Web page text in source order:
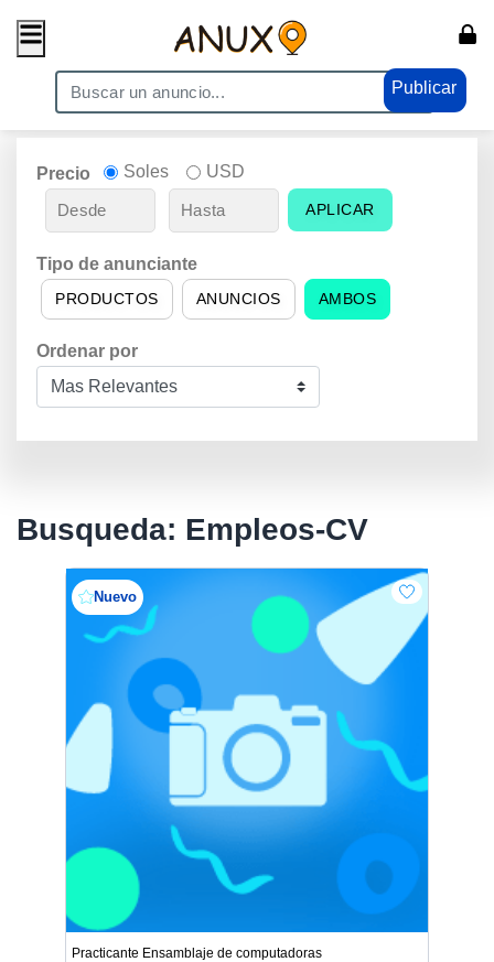
Publicar
Precio Soles USD
APLICAR
Tipo de anunciante
AMBOS
ANUNCIOS
PRODUCTOS
Ordenar por
Busqueda: Empleos-CV
Nuevo
Practicante Ensamblaje de computadoras